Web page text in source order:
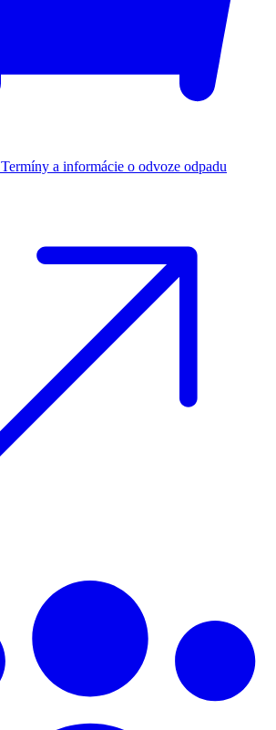
Termíny a informácie o odvoze odpadu